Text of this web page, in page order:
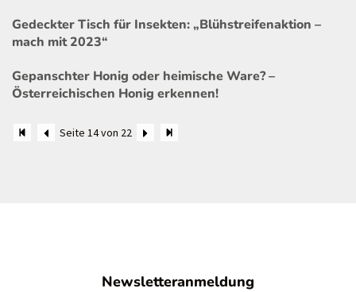
Gedeckter Tisch für Insekten: „Blühstreifenaktion –
mach mit 2023“
Gepanschter Honig oder heimische Ware? –
Österreichischen Honig erkennen!
Seite 14 von 22
Newsletteranmeldung